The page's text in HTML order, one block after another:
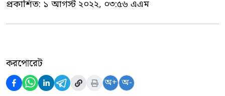
প্রকাশিত: ১ আগস্ট ২০২২, ০৩:৫৬ এএম
করপোরেট
অ+ অ-